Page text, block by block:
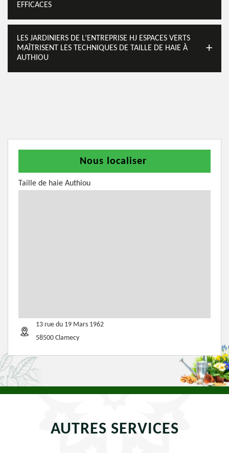
EFFICACES
LES JARDINIERS DE L’ENTREPRISE HJ ESPACES VERTS
MAÎTRISENT LES TECHNIQUES DE TAILLE DE HAIE À
AUTHIOU
Nous localiser
Taille de haie Authiou
13 rue du 19 Mars 1962
58500 Clamecy
AUTRES SERVICES